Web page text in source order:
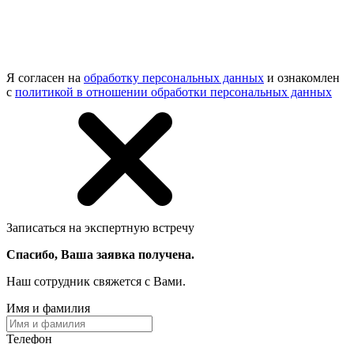
Я согласен на обработку персональных данных и ознакомлен
с политикой в отношении обработки персональных данных
Записаться на экспертную встречу
Спасибо, Ваша заявка получена.
Наш сотрудник свяжется с Вами.
Имя и фамилия
Телефон